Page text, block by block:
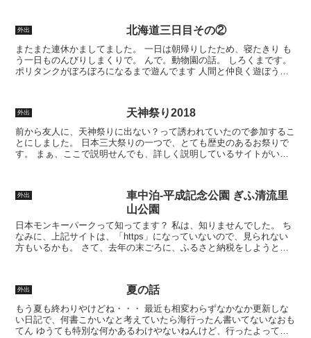
外出 北海道三日目その②
またまた連休かましてました。 一日は朝帰りしたため、寝たきり も
う一日ものんびりしまくりで。 んで。動物園の話。 しろくまです。
ポリタンクがぼろぼろになるまで遊んでます 人間と仲良く遊ぼうと
外出 天神祭り2018
前から友人に、天神祭りに出ない？って誘われていたので参加するこ
とにしました。 日本三大祭りの一つで、とても歴史のあるお祭りで
す。 まぁ、ここで説明せんでも、詳しく説明しているサイトがいっ
外出
車中泊-平成記念公園 ぎふ清流里
山公園
日本モンキーパークって知ってます？ 私は、知りませんでした。 ち
なみに、上記サイトは、「https」になっていないので、見られない
方もいるかも。 さて、去年の末ごろに、ふるさと納税をしようと思
外出 夏の話
もう夏も終わりやけどね・・・ 最近も相変わらずなかなか更新しな
い日記で、何書こかいなと考えていたら海行ったん書いてないなおも
てん ゆうても特別な何かあるわけやないねんけど、行ったよって話